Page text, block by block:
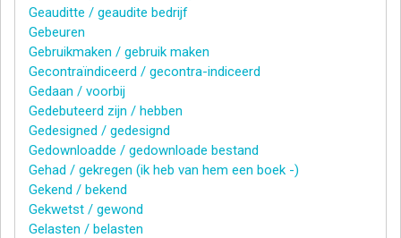
Geauditte / geaudite bedrijf
Gebeuren
Gebruikmaken / gebruik maken
Gecontraïndiceerd / gecontra-indiceerd
Gedaan / voorbij
Gedebuteerd zijn / hebben
Gedesigned / gedesignd
Gedownloadde / gedownloade bestand
Gehad / gekregen (ik heb van hem een boek -)
Gekend / bekend
Gekwetst / gewond
Gelasten / belasten